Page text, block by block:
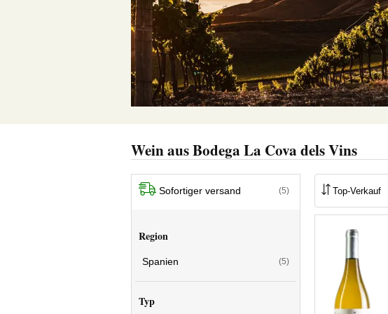
Wein aus Bodega La Cova dels Vins
Sofortiger versand (5)
Region
Spanien (5)
Typ